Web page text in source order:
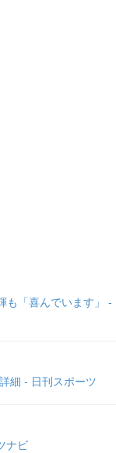
も「喜んでいます」 -
細 - 日刊スポーツ
ナビ